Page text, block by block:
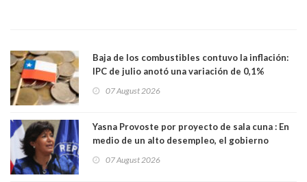
Baja de los combustibles contuvo la inflación:
IPC de julio anotó una variación de 0,1%
07 August 2026
Yasna Provoste por proyecto de sala cuna : En
medio de un alto desempleo, el gobierno
07 August 2026